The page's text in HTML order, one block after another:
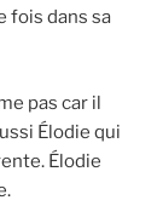
fois dans sa
pas car il
Élodie qui
Élodie